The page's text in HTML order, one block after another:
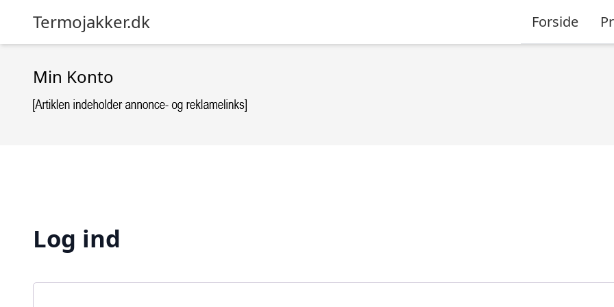
Termojakker.dk Forside
Min Konto
Log ind